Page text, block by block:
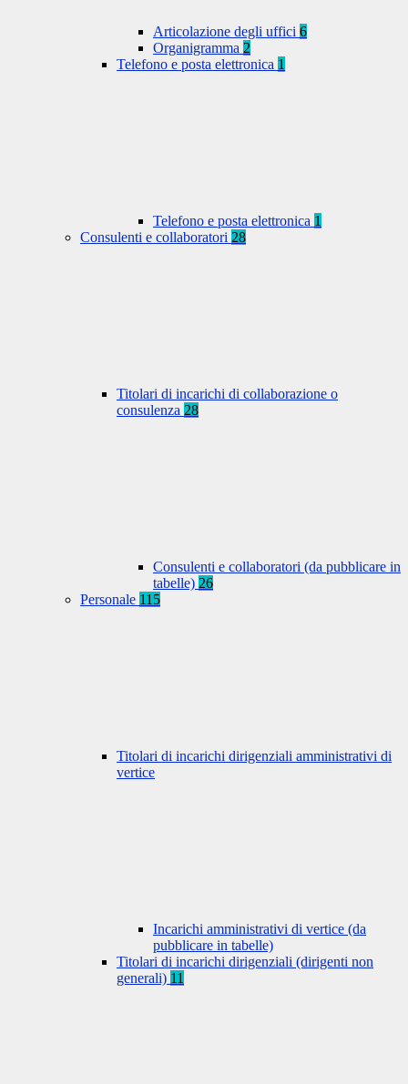
Articolazione degli uffici 6
Organigramma 2
Telefono e posta elettronica 1
Telefono e posta elettronica 1
Consulenti e collaboratori 28
Titolari di incarichi di collaborazione o
consulenza 28
Consulenti e collaboratori (da pubblicare in
tabelle) 26
Personale 115
Titolari di incarichi dirigenziali amministrativi di
vertice
Incarichi amministrativi di vertice (da
pubblicare in tabelle)
Titolari di incarichi dirigenziali (dirigenti non
generali) 11